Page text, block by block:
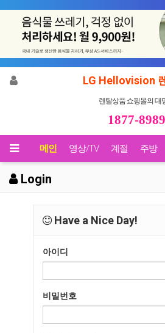
LG Hellovision
렌탈상품 쇼핑몰의 대
1877-8989
메인 영상/TV 계절 주방
Login
Have a Nice Day!
아이디
비밀번호